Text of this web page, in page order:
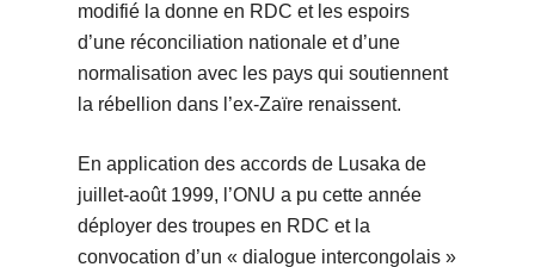
modifié la donne en RDC et les espoirs
d’une réconciliation nationale et d’une
normalisation avec les pays qui soutiennent
la rébellion dans l’ex-Zaïre renaissent.
En application des accords de Lusaka de
juillet-août 1999, l’ONU a pu cette année
déployer des troupes en RDC et la
convocation d’un « dialogue intercongolais »